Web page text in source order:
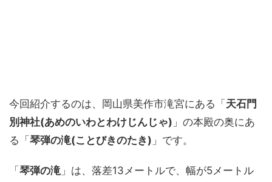
今回紹介するのは、岡山県美作市滝宮にある「 天石門
別神社(あめのいわとわけじんじゃ) 」の本殿の奥にあ
る「 琴弾の滝(ことびきのたき) 」です。
「 琴弾の滝」は、落差13メートルで、幅が5メートル